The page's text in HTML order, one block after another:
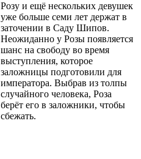
Розу и ещё нескольких девушек
уже больше семи лет держат в
заточении в Саду Шипов.
Неожиданно у Розы появляется
шанс на свободу во время
выступления, которое
заложницы подготовили для
императора. Выбрав из толпы
случайного человека, Роза
берёт его в заложники, чтобы
сбежать.